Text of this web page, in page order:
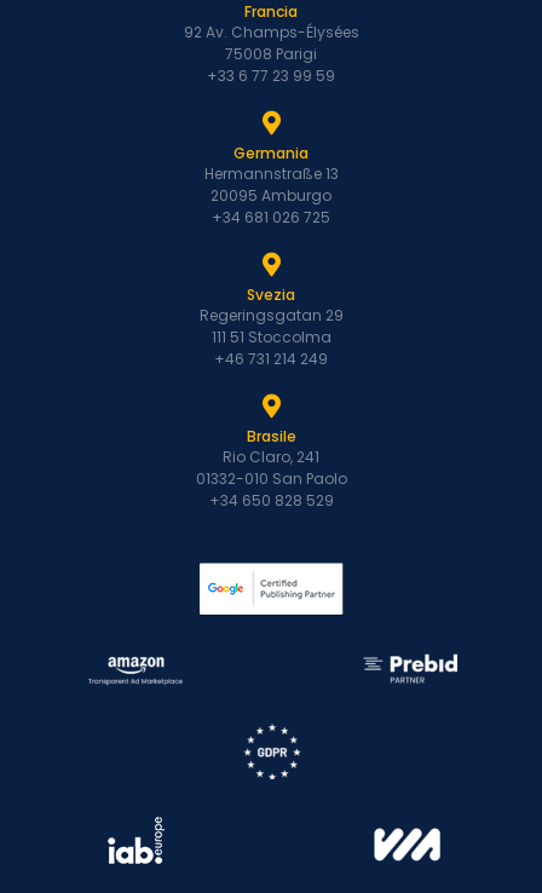
Francia
92 Av. Champs-Élysées
75008 Parigi
+33 6 77 23 99 59
Germania
Hermannstraße 13
20095 Amburgo
+34 681 026 725
Svezia
Regeringsgatan 29
111 51 Stoccolma
+46 731 214 249
Brasile
Rio Claro, 241
01332-010 San Paolo
+34 650 828 529